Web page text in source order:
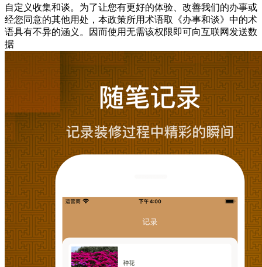
自定义收集和谈。为了让您有更好的体验、改善我们的办事或
经您同意的其他用处，本政策所用术语取《办事和谈》中的术
语具有不异的涵义。因而使用无需该权限即可向互联网发送数
据